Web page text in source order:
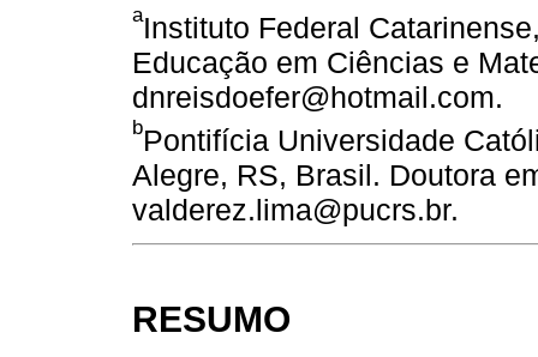
aInstituto Federal
Educação em Ciências e
dnreisdoefer@hotmail.com.
bPontifícia Universidade
Alegre, RS, Brasil. Doutora
valderez.lima@pucrs.br.
RESUMO